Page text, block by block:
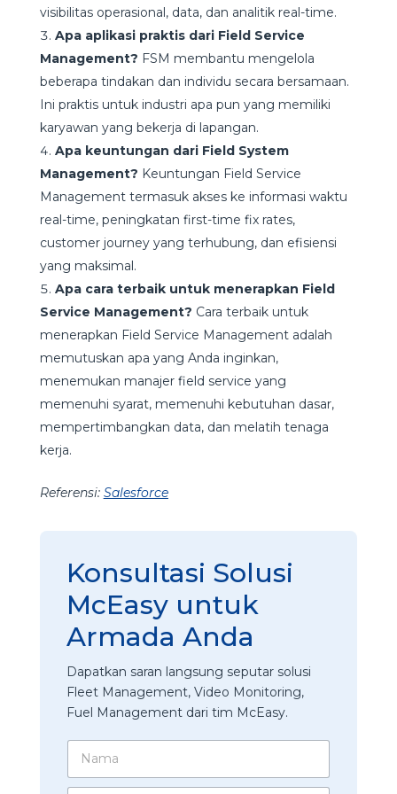
visibilitas operasional, data, dan analitik real-time.
Apa aplikasi praktis dari Field Service
Management? FSM membantu mengelola
beberapa tindakan dan individu secara bersamaan.
Ini praktis untuk industri apa pun yang memiliki
karyawan yang bekerja di lapangan.
Apa keuntungan dari Field System
Management? Keuntungan Field Service
Management termasuk akses ke informasi waktu
real-time, peningkatan first-time fix rates,
customer journey yang terhubung, dan efisiensi
yang maksimal.
Apa cara terbaik untuk menerapkan Field
Service Management? Cara terbaik untuk
menerapkan Field Service Management adalah
memutuskan apa yang Anda inginkan,
menemukan manajer field service yang
memenuhi syarat, memenuhi kebutuhan dasar,
mempertimbangkan data, dan melatih tenaga
kerja.
Referensi: Salesforce
Konsultasi Solusi
McEasy untuk
Armada Anda
Dapatkan saran langsung seputar solusi
Fleet Management, Video Monitoring,
Fuel Management dari tim McEasy.
N
m